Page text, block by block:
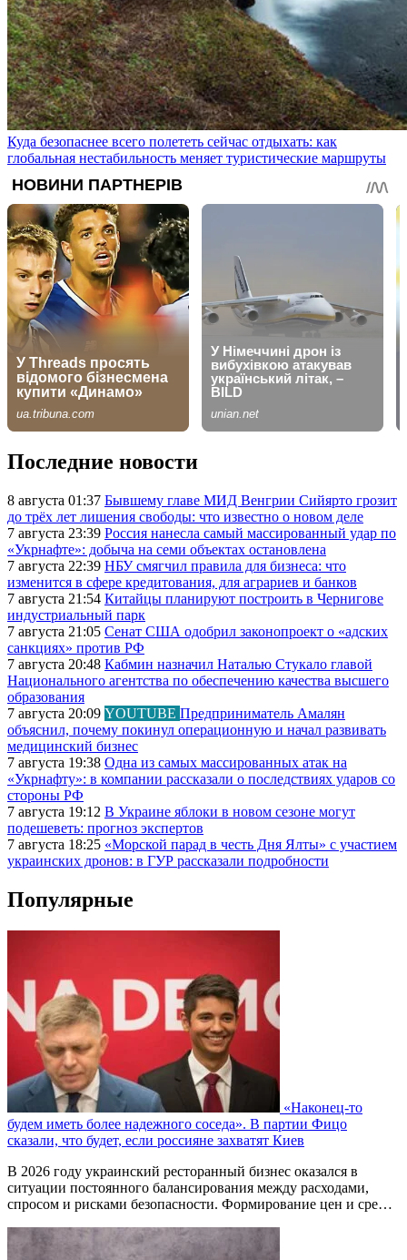
Куда безопаснее всего полететь сейчас отдыхать: как
глобальная нестабильность меняет туристические маршруты
Последние новости
8 августа 01:37 Бывшему главе МИД Венгрии Сийярто грозит
до трёх лет лишения свободы: что известно о новом деле
7 августа 23:39 Россия нанесла самый массированный удар по
«Укрнафте»: добыча на семи объектах остановлена
7 августа 22:39 НБУ смягчил правила для бизнеса: что
изменится в сфере кредитования, для аграриев и банков
7 августа 21:54 Китайцы планируют построить в Чернигове
индустриальный парк
7 августа 21:05 Сенат США одобрил законопроект о «адских
санкциях» против РФ
7 августа 20:48 Кабмин назначил Наталью Стукало главой
Национального агентства по обеспечению качества высшего
образования
7 августа 20:09 YOUTUBE Предприниматель Амалян
объяснил, почему покинул операционную и начал развивать
медицинский бизнес
7 августа 19:38 Одна из самых массированных атак на
«Укрнафту»: в компании рассказали о последствиях ударов со
стороны РФ
7 августа 19:12 В Украине яблоки в новом сезоне могут
подешеветь: прогноз экспертов
7 августа 18:25 «Морской парад в честь Дня Ялты» с участием
украинских дронов: в ГУР рассказали подробности
Популярные
«Наконец-то
будем иметь более надежного соседа». В партии Фицо
сказали, что будет, если россияне захватят Киев
В 2026 году украинский ресторанный бизнес оказался в
ситуации постоянного балансирования между расходами,
спросом и рисками безопасности. Формирование цен и сре…